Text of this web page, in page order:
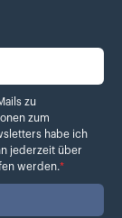
Bewertungen von
zu
zum
habe ich
jederzeit über
werden.*